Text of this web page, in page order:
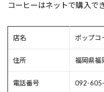
コーヒーはネットで購入でき
店名 ポップコ
住所 福岡県福
電話番号 092-